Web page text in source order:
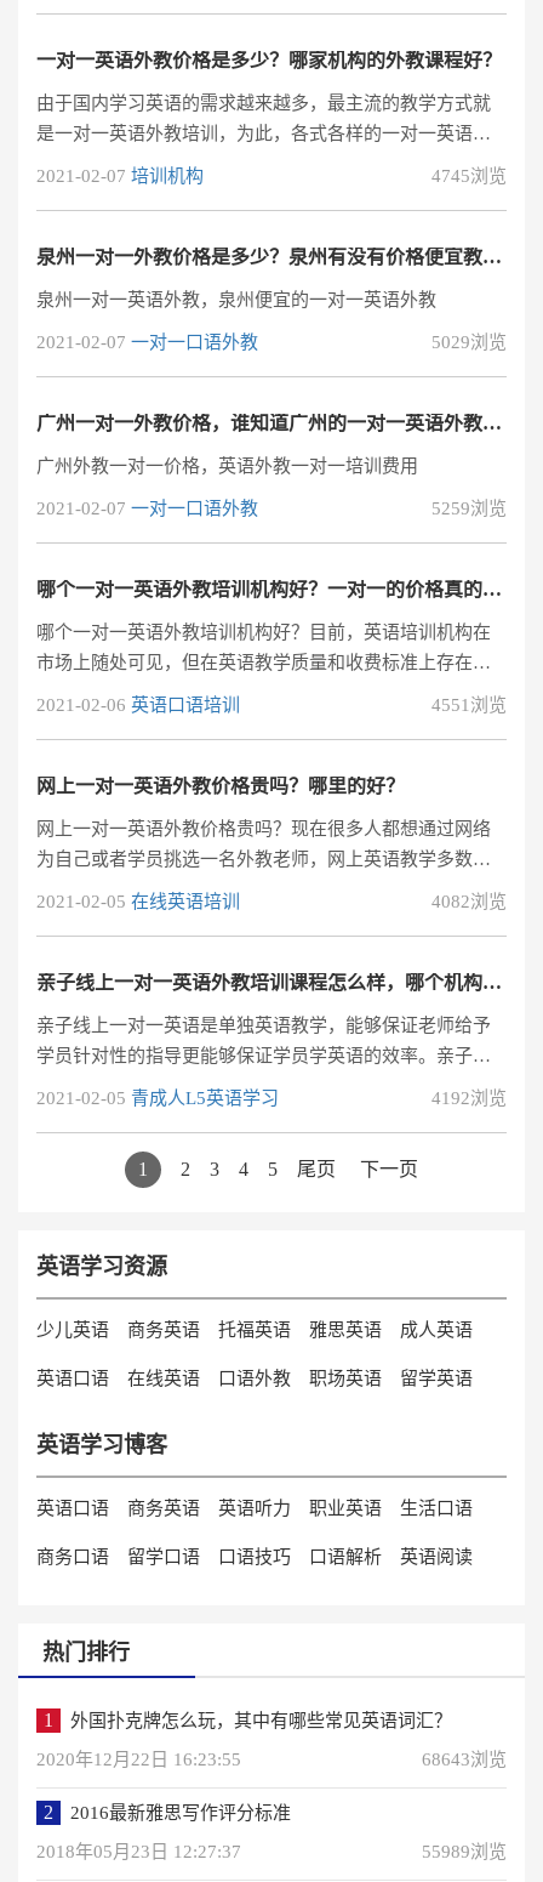
小班制课程收费低。但是也有性价比高的一对一培训机构
一对一英语外教价格是多少？哪家机构的外教课程好？
由于国内学习英语的需求越来越多，最主流的教学方式就
是一对一英语外教培训，为此，各式各样的一对一英语外
教培训机构开始出现，表面上看这些机构好像都差不多，
2021-02-07 培训机构 4745浏览
泉州一对一外教价格是多少？泉州有没有价格便宜教学质量好的一对一英语外教？
泉州一对一英语外教，泉州便宜的一对一英语外教
2021-02-07 一对一口语外教 5029浏览
广州一对一外教价格，谁知道广州的一对一英语外教培训多少钱？
广州外教一对一价格，英语外教一对一培训费用
2021-02-07 一对一口语外教 5259浏览
哪个一对一英语外教培训机构好？一对一的价格真的很高吗？
哪个一对一英语外教培训机构好？目前，英语培训机构在
市场上随处可见，但在英语教学质量和收费标准上存在很
大差异。通常，英语学习的高成本导致许多英
2021-02-06 英语口语培训 4551浏览
网上一对一英语外教价格贵吗？哪里的好？
网上一对一英语外教价格贵吗？现在很多人都想通过网络
为自己或者学员挑选一名外教老师，网上英语教学多数以
一对一进行，在以前可能有很多的家庭没有条件为学员选
学习的态度也越来越呈一种开放的状态。如果找外教学习
2021-02-05 在线英语培训 4082浏览
亲子线上一对一英语外教培训课程怎么样，哪个机构的课程好？
亲子线上一对一英语是单独英语教学，能够保证老师给予
学员针对性的指导更能够保证学员学英语的效率。亲子线
上一对一英语的教学模式确实能让学员的英语学习更轻松
正学员的错误。这样一来，学员的英语水平自然会提升。
构会更实用。我家小孩学的这个也是一家非常
2021-02-05 青成人L5英语学习 4192浏览
1 2 3 4 5 尾页 下一页
英语学习资源
少儿英语 商务英语 托福英语 雅思英语 成人英语
英语口语 在线英语 口语外教 职场英语 留学英语
英语学习博客
英语口语 商务英语 英语听力 职业英语 生活口语
商务口语 留学口语 口语技巧 口语解析 英语阅读
热门排行
1
外国扑克牌怎么玩，其中有哪些常见英语词汇？
2020年12月22日 16:23:55
68643浏览
2
2016最新雅思写作评分标准
2018年05月23日 12:27:37
55989浏览